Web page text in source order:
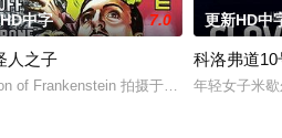
神经系统连接大脑，让虚拟游戏变为现实
主角当晚高兴入眠。至第二天醒来，发
中字 7.0
人之子
of Frankenstein 拍摄于1939年，两位伟
更新HD中
科洛弗道10
年轻女子米